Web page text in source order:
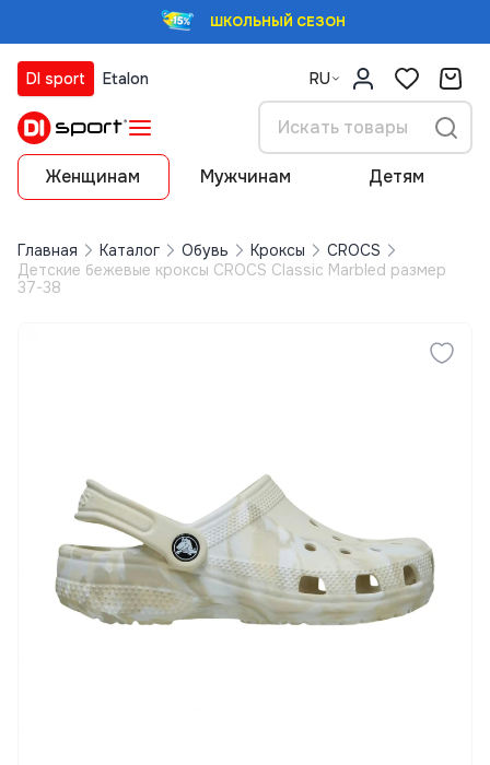
ШКОЛЬНЫЙ СЕЗОН
DI sport Etalon RU
Женщинам Мужчинам Детям
Главная Каталог Обувь Кроксы
CROCS
Детские бежевые кроксы CROCS Classic Marbled размер
37-38